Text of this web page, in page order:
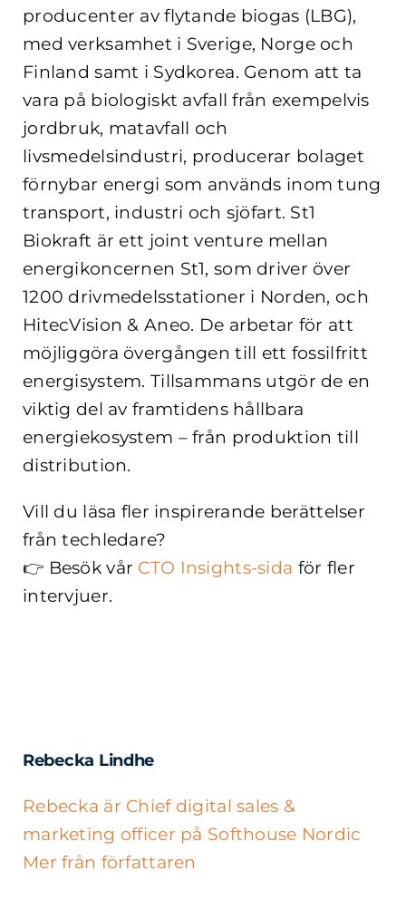
producenter av flytande biogas (LBG),
med verksamhet i Sverige, Norge och
Finland samt i Sydkorea. Genom att ta
vara på biologiskt avfall från exempelvis
jordbruk, matavfall och
livsmedelsindustri, producerar bolaget
förnybar energi som används inom tung
transport, industri och sjöfart. St1
Biokraft är ett joint venture mellan
energikoncernen St1, som driver över
1200 drivmedelsstationer i Norden, och
HitecVision & Aneo. De arbetar för att
möjliggöra övergången till ett fossilfritt
energisystem. Tillsammans utgör de en
viktig del av framtidens hållbara
energiekosystem – från produktion till
distribution.
Vill du läsa fler inspirerande berättelser
från techledare?
👉 Besök vår CTO Insights-sida för fler
intervjuer.
Rebecka Lindhe
Rebecka är Chief digital sales &
marketing officer på Softhouse Nordic
Mer från författaren